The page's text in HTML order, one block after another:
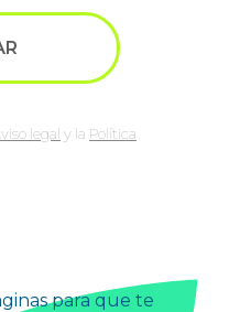
legal y la Política
para que te